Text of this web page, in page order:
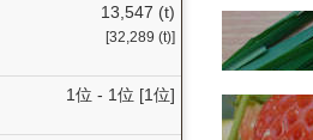
13,547 (t)
[32,289 (t)]
1位 - 1位 [1位]